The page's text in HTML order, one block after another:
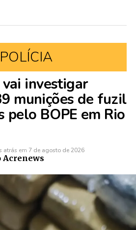
POLÍCIA
investigar
munições de fuzil
pelo BOPE em Rio
atrás em 7 de agosto de 2026
Acrenews